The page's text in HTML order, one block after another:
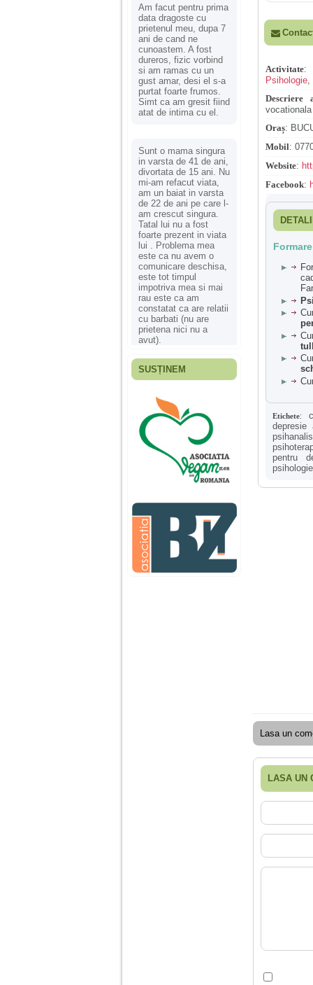
Am facut pentru prima
data dragoste cu
prietenul meu, dupa 7
ani de cand ne
cunoastem. A fost
dureros, fizic vorbind
si am ramas cu un
gust amar, desi el s-a
purtat foarte frumos.
Simt ca am gresit fiind
atat de intima cu el.
Sunt o mama singura
in varsta de 41 de ani,
divortata de 15 ani. Nu
mi-am refacut viata,
am un baiat in varsta
de 22 de ani pe care l-
am crescut singura.
Tatal lui nu a fost
foarte prezent in viata
lui . Problema mea
este ca nu avem o
comunicare deschisa,
este tot timpul
impotriva mea si mai
rau este ca am
constatat ca are relatii
cu barbati (nu are
prietena nici nu a
avut).
Fiica mea s-a nascut
ani, privind in urma
realizez cat de multe
greseli am facut in
educatia si cresterea
ei, am fost o mama
egoista, preocupata
de implinirea
profesionala, cand ea
era mica am neglijat-
agresiva, orice
greseala era taxata cu
o palma sau pedepse.
De 4 ani am o relatie
serioasa cu un barbat
SUSȚINEM
Activitate
Psihologie,
Descriere
Oraș:
Mobil:
Website:
Facebook:
Etichete:
depresie
pentru
Lasa un
LASA UN